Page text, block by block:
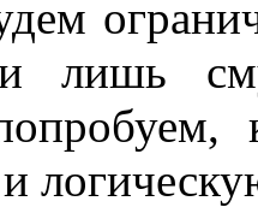
лишь